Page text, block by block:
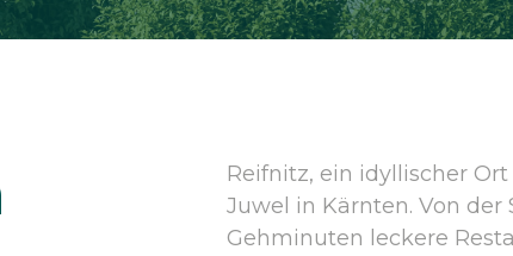
Reifnitz, ein idyllischer
Juwel in Kärnten. Von
Gehminuten leckere